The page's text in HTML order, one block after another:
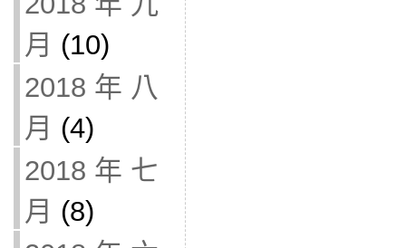
月 (10)
2018 年 八
月 (4)
2018 年 七
月 (8)